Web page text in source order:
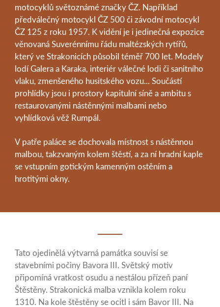
motocyklů světoznámé značky ČZ. Například
předválečný motocykl ČZ 500 či závodní motocykl
ČZ 125 z roku 1957. K vidění je i jedinečná expozice
věnovaná Suverénnímu řádu maltézských rytířů,
který ve Strakonicích působil téměř 700 let. Modely
lodí Galera a Karaka, interiér válečné lodi či sanitního
vlaku, zmenšeného husitského vozu... Součástí
prohlídky jsou i prostory kapitulní síně a ambitu s
restaurovanými nástěnnými malbami nebo
vyhlídková věž Rumpál.
V patře paláce se dochovala místnost s nástěnnou
malbou, takzvaným kolem štěstí, a za ní hradní kaple
se vstupním gotickým kamenným ostěním a
hrotitými okny.
Tato ojedinělá výtvarná památka souvisí se
stavebními počiny Bavora III. Světský motiv
připomíná vratkost osudu a nestálou přízeň paní
Štěstěny. Strakonická malba vznikla kolem roku
1310. Na kole štěstěny se ocitl i sám Bavor III. Na